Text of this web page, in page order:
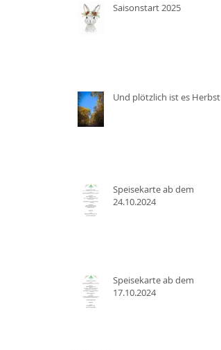
Saisonstart 2025
Und plötzlich ist es Herbst
Speisekarte ab dem
24.10.2024
Speisekarte ab dem
17.10.2024